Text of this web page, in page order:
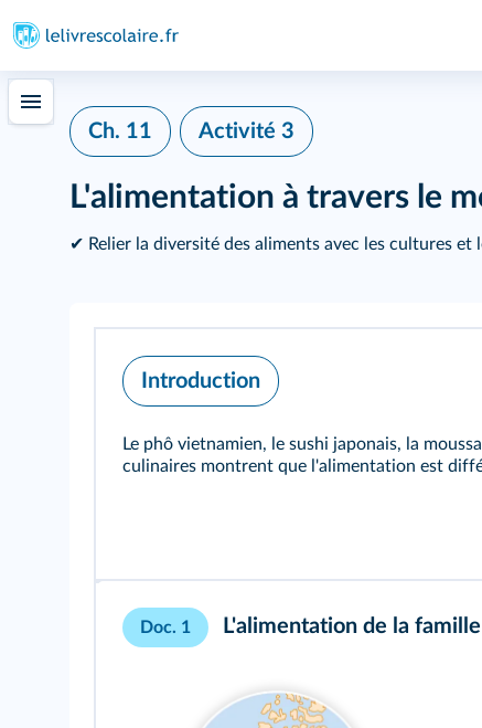
Ch. 11 Activité 3
L'alimentation à travers le
✔ Relier la diversité des aliments avec les cultures et
Introduction
Le phô vietnamien, le sushi japonais, la
culinaires montrent que l'alimentation est
Doc. 1 L'alimentation de la